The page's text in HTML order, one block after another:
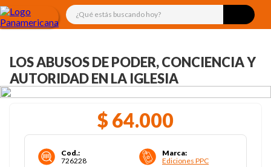
¿Qué estás buscando hoy?
LOS ABUSOS DE PODER, CONCIENCIA Y
AUTORIDAD EN LA IGLESIA
$ 64.000
Cod.:
726228
Marca:
Ediciones PPC